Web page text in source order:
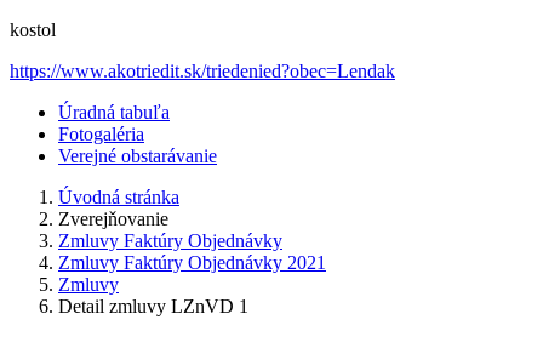
kostol
https://www.akotriedit.sk/triedenied?obec=Lendak
Úradná tabuľa
Fotogaléria
Verejné obstarávanie
Úvodná stránka
Zverejňovanie
Zmluvy Faktúry Objednávky
Zmluvy Faktúry Objednávky 2021
Zmluvy
Detail zmluvy LZnVD 1